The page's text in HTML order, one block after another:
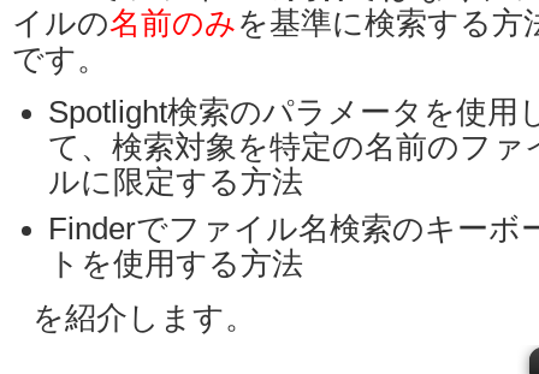
イルの名前のみを基準に検索する方
です。
Spotlight検索のパラメータを使用
て、検索対象を特定の名前のファ
ルに限定する方法
Finderでファイル名検索のキーボ
トを使用する方法
を紹介します。